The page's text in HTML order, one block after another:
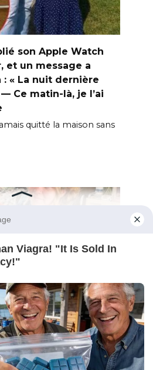
son Apple Watch
et un message a
: « La nuit dernière
Ce matin-là, je l’ai
quitté la maison sans
seule avec nos
nés pour partir en «
» – Ce qu’il a